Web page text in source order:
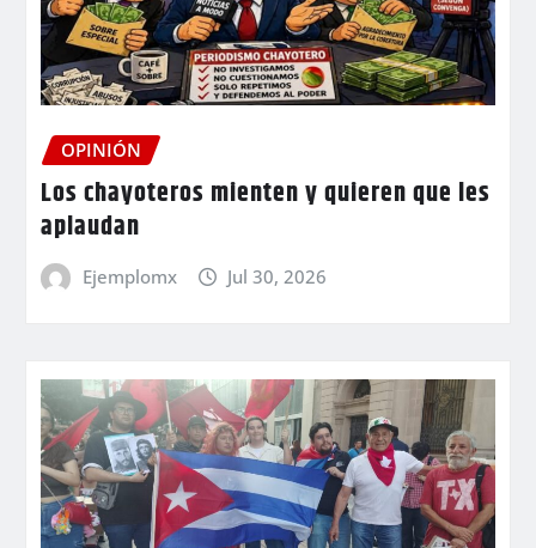
OPINIÓN
Los chayoteros mienten y quieren que les
aplaudan
Ejemplomx Jul 30, 2026